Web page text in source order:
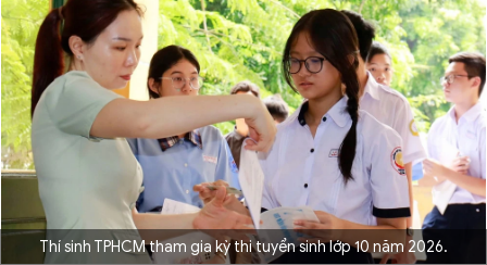
Thí sinh TPHCM tham gia kỳ thi tuyển sinh lớp 10 năm 2026.